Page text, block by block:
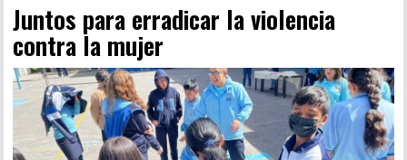
Juntos para erradicar la violencia
contra la mujer